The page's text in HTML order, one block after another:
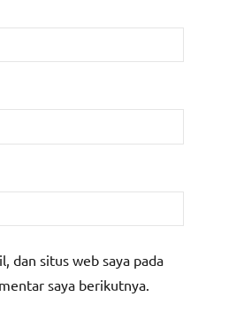
dan situs web saya pada
saya berikutnya.